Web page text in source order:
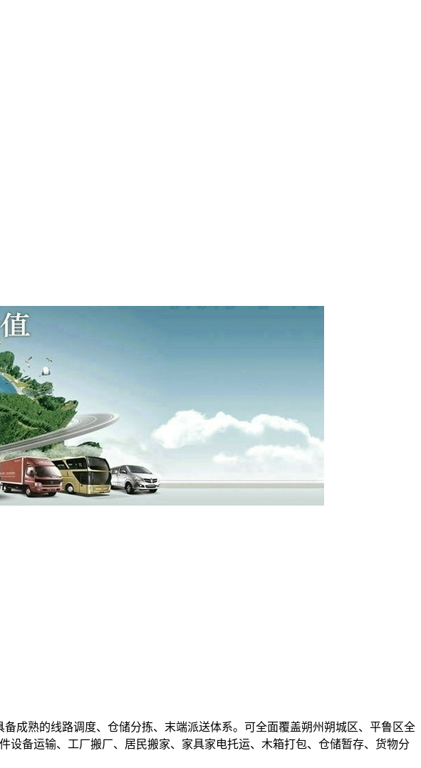
成熟的线路调度、仓储分拣、末端派送体系。可全面覆盖朔州朔城区、平鲁区全
备运输、工厂搬厂、居民搬家、家具家电托运、木箱打包、仓储暂存、货物分